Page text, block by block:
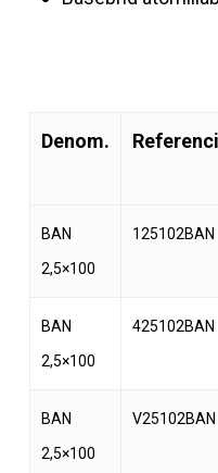
Denom.
BAN
2,5×100
125102BAN
BAN
2,5×100
425102BAN
BAN
2,5×100
V25102BAN